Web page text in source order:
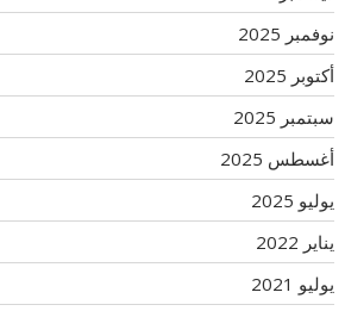
نوفمبر 2025
أكتوبر 2025
سبتمبر 2025
أغسطس 2025
يوليو 2025
يناير 2022
يوليو 2021